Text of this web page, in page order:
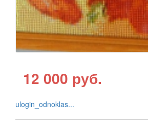
12 000 руб.
ulogin_odnoklas...